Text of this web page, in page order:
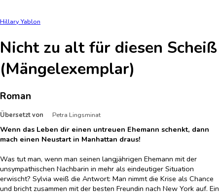
Hillary Yablon
Nicht zu alt für diesen Scheiß
(Mängelexemplar)
Roman
Übersetzt von Petra Lingsminat
Wenn das Leben dir einen untreuen Ehemann schenkt, dann
mach einen Neustart in Manhattan draus!
Was tut man, wenn man seinen langjährigen Ehemann mit der
unsympathischen Nachbarin in mehr als eindeutiger Situation
erwischt? Sylvia weiß die Antwort: Man nimmt die Krise als Chance
und bricht zusammen mit der besten Freundin nach New York auf. Ein